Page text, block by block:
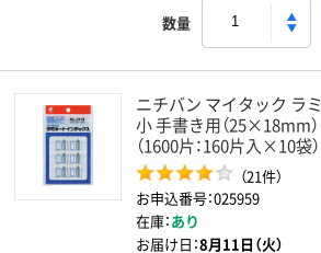
数量
ニチバン マイタック ラ
小 手書き用（25×18mm
（1600片：160片入×10袋）
（21件）
お申込番号：025959
在庫：あり
お届け日：8月11日（火）